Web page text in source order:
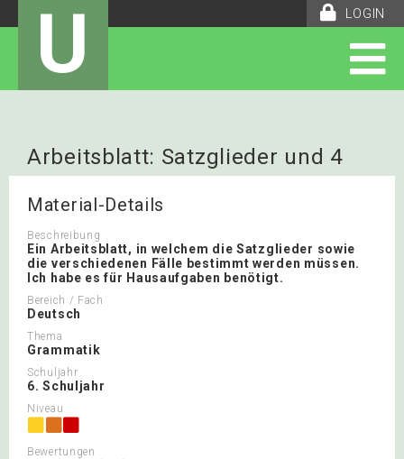
LOGIN
U
Arbeitsblatt: Satzglieder und 4
Fälle Arbeitsblatt
Material-Details
Beschreibung
Ein Arbeitsblatt, in welchem die Satzglieder sowie
die verschiedenen Fälle bestimmt werden müssen.
Ich habe es für Hausaufgaben benötigt.
Bereich / Fach
Deutsch
Thema
Grammatik
Schuljahr
6. Schuljahr
Niveau
Bewertungen